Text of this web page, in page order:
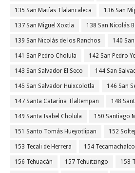
135 San Matías Tlalancaleca 136 San
137 San Miguel Xoxtla 138 San Nicolás
139 San Nicolás de los Ranchos 140
141 San Pedro Cholula 142 San Pedro
143 San Salvador El Seco 144 San
145 San Salvador Huixcolotla 146 San
147 Santa Catarina Tlaltempan 148
149 Santa Isabel Cholula 150 Santiago
151 Santo Tomás Hueyotlipan 152
153 Tecali de Herrera 154 Tecamachalco
156 Tehuacán 157 Tehuitzingo 158